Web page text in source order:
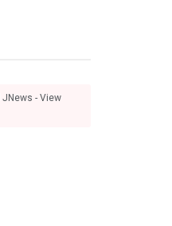
JNews - View